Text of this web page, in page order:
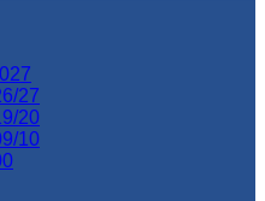
27
20
10